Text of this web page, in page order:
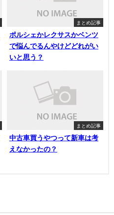
まとめ記事
ポルシェかレクサスかベンツ
で悩んでるんやけどどれがい
いと思う？
まとめ記事
中古車買うやつって新車は考
えなかったの？